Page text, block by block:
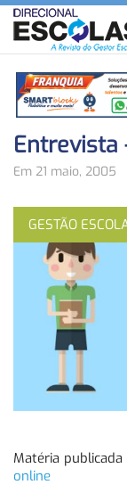
Entrevista
Em 21 maio, 2005
GESTÃO
Matéria
online